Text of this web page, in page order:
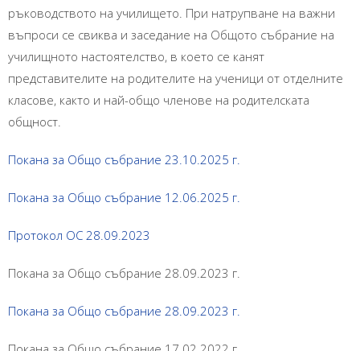
ръководството на училището. При натрупване на важни
въпроси се свиква и заседание на Общото събрание на
училищното настоятелство, в което се канят
представителите на родителите на ученици от отделните
класове, както и най-общо членове на родителската
общност.
Покана за Общо събрание 23.10.2025 г.
Покана за Общо събрание 12.06.2025 г.
Протокол ОС 28.09.2023
Покана за Общо събрание 28.09.2023 г.
Покана за Общо събрание 28.09.2023 г.